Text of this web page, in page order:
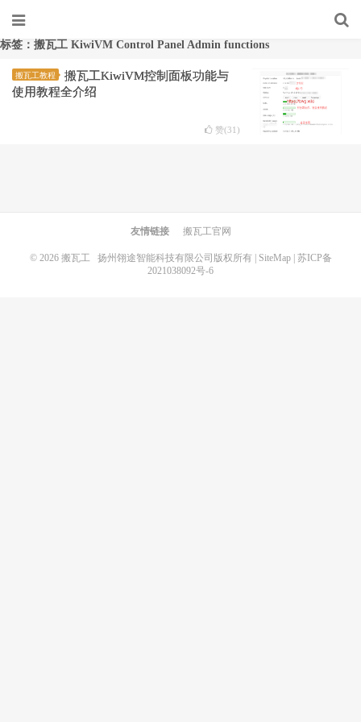
标签：搬瓦工 KiwiVM Control Panel Admin functions
搬瓦工教程
搬瓦工KiwiVM控制面板功能与
使用教程全介绍
赞(31 )
友情链接 搬瓦工官网
© 2026 搬瓦工扬州翎途智能科技有限公司版权所有 | SiteMap| 苏ICP备
2021038092号-6